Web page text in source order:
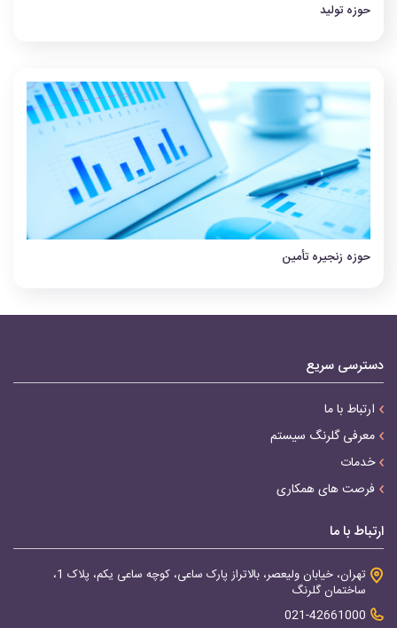
حوزه تولید
حوزه زنجیره تأمین
دسترسی سریع
ارتباط با ما
معرفی گلرنگ سیستم
خدمات
فرصت های همکاری
ارتباط با ما
تهران، خیابان ولیعصر، بالاتراز پارک ساعی، کوچه ساعی یکم، پلاک 1،
ساختمان گلرنگ
021-42661000